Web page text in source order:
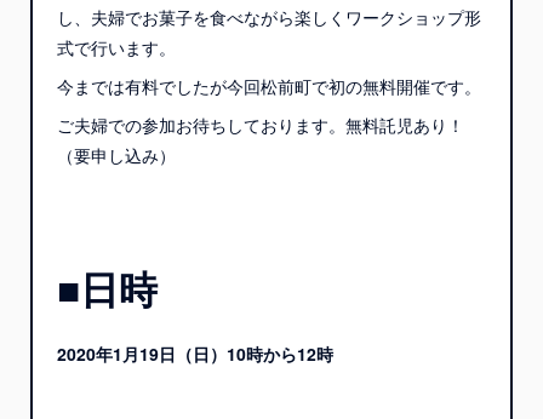
し、夫婦でお菓子を食べながら楽しくワークショップ形
式で行います。
今までは有料でしたが今回松前町で初の無料開催です。
ご夫婦での参加お待ちしております。無料託児あり！
（要申し込み）
■日時
2020年1月19日（日）10時から12時